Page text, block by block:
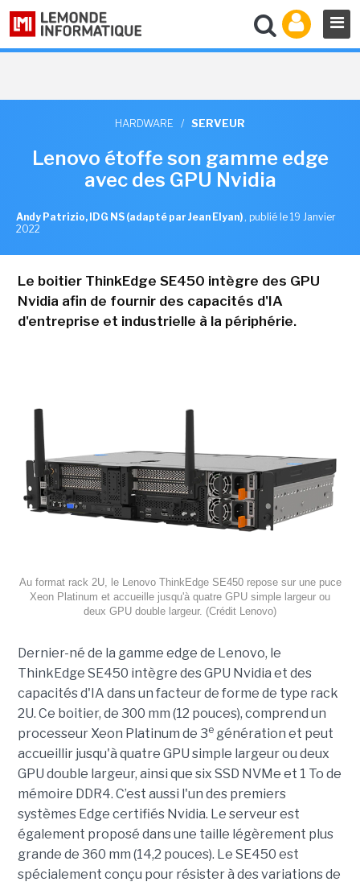
HARDWARE / SERVEUR
Lenovo étoffe son gamme edge
avec des GPU Nvidia
Andy Patrizio, IDG NS (adapté par Jean Elyan) , publié le 19 Janvier
2022
Le boitier ThinkEdge SE450 intègre des GPU
Nvidia afin de fournir des capacités d'IA
d'entreprise et industrielle à la périphérie.
Au format rack 2U, le Lenovo ThinkEdge SE450 repose sur une puce
Xeon Platinum et accueille jusqu'à quatre GPU simple largeur ou
deux GPU double largeur. (Crédit Lenovo)
Dernier-né de la gamme edge de Lenovo, le
ThinkEdge SE450 intègre des GPU Nvidia et des
capacités d'IA dans un facteur de forme de type rack
2U. Ce boitier, de 300 mm (12 pouces), comprend un
processeur Xeon Platinum de 3egénération et peut
accueillir jusqu'à quatre GPU simple largeur ou deux
GPU double largeur, ainsi que six SSD NVMe et 1 To de
mémoire DDR4. C’est aussi l'un des premiers
systèmes Edge certifiés Nvidia. Le serveur est
également proposé dans une taille légèrement plus
grande de 360 mm (14,2 pouces). Le SE450 est
spécialement conçu pour résister à des variations de